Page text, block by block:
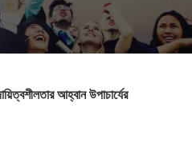
আহ্বান উপাচার্যের